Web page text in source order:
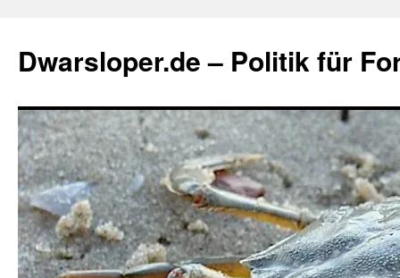
springen
Dwarsloper.de – Politik für